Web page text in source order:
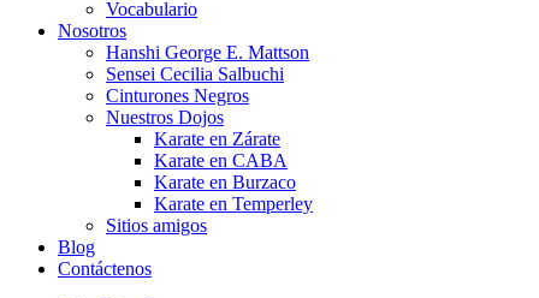
Vocabulario
Nosotros
Hanshi George E. Mattson
Sensei Cecilia Salbuchi
Cinturones Negros
Nuestros Dojos
Karate en Zárate
Karate en CABA
Karate en Burzaco
Karate en Temperley
Sitios amigos
Blog
Contáctenos